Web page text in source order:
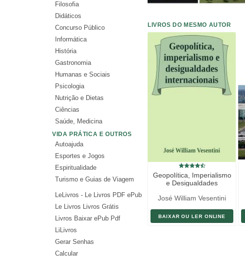
Filosofia
Didáticos
Concurso Público
Informática
História
Gastronomia
Humanas e Sociais
Psicologia
Nutrição e Dietas
Ciências
Saúde, Medicina
VIDA PRÁTICA E OUTROS
Autoajuda
Esportes e Jogos
Espiritualidade
Turismo e Guias de Viagem
LeLivros - Le Livros PDF ePub
Le Livros Livros Grátis
Livros Baixar ePub Pdf
LiLivros
Gerar Senhas
Calcular
LIVROS DO MESMO AUTOR
Geopolítica, Imperialismo
e Desigualdades
José William Vesentini
BAIXAR OU LER ONLINE